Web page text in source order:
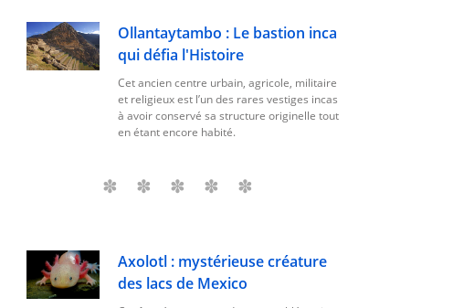
Ollantaytambo : Le bastion inca
qui défia l'Histoire
Cet ancien centre urbain, agricole, militaire
et religieux est l’un des rares vestiges incas
à avoir conservé sa structure originelle tout
en étant encore habité.
Axolotl : mystérieuse créature
des lacs de Mexico